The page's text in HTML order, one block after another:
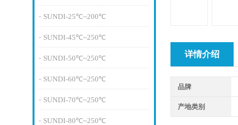
SUNDI-25℃~200℃
SUNDI-45℃~250℃
SUNDI-50℃~250℃
SUNDI-60℃~250℃
SUNDI-70℃~250℃
SUNDI-80℃~250℃
详情介绍
品牌
产地类别